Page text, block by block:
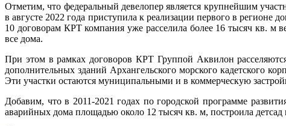
Отметим, что федеральный девелопер является крупнейшим
в августе 2022 года приступила к реализации первого в регионе
10 договорам КРТ компания уже расселила более 16 тысяч кв. м
все дома.
При этом в рамках договоров КРТ Группой Аквилон
дополнительных зданий Архангельского морского кадетского
Эти участки остаются муниципальными и в коммерческую
Добавим, что в 2011-2021 годах по городской программе
аварийных дома площадью около 12 тысяч кв. м, построила детсад